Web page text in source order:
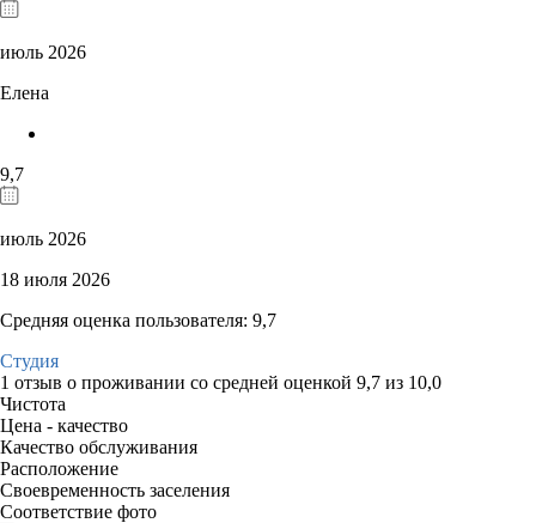
июль 2026
Елена
9,7
июль 2026
18 июля 2026
Средняя оценка пользователя: 9,7
Студия
1 отзыв о проживании со средней оценкой 9,7 из 10,0
Чистота
Цена - качество
Качество обслуживания
Расположение
Своевременность заселения
Соответствие фото